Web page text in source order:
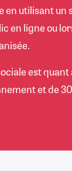
en utilisant un
en ligne ou
est quant
et de